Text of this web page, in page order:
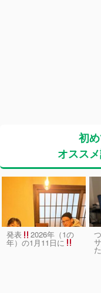
初
オスス
発表 2026年（1の
年）の1月11日に
た